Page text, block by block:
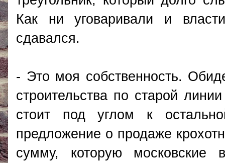
Как ни уговаривали и
сдавался.
- Это моя собственность.
строительства по старой
стоит под углом к
предложение о продаже
сумму, которую московские